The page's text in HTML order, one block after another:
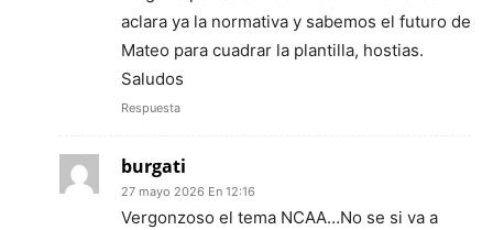
aclara ya la normativa y sabemos el futuro de
Mateo para cuadrar la plantilla, hostias.
Saludos
Respuesta
burgati
27 mayo 2026 En 12:16
Vergonzoso el tema NCAA…No se si va a